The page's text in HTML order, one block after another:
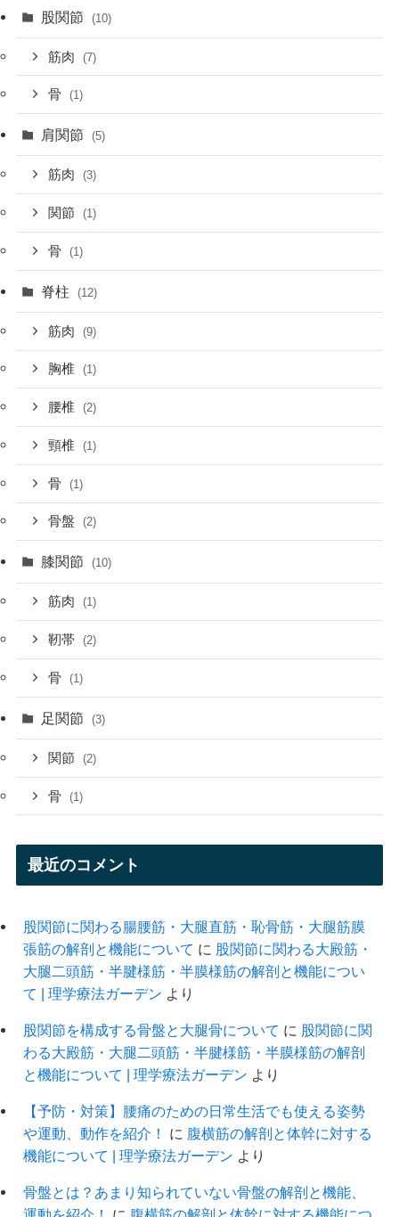
股関節 (10)
筋肉 (7)
骨 (1)
肩関節 (5)
筋肉 (3)
関節 (1)
骨 (1)
脊柱 (12)
筋肉 (9)
胸椎 (1)
腰椎 (2)
頸椎 (1)
骨 (1)
骨盤 (2)
膝関節 (10)
筋肉 (1)
靭帯 (2)
骨 (1)
足関節 (3)
関節 (2)
骨 (1)
最近のコメント
股関節に関わる腸腰筋・大腿直筋・恥骨筋・大腿筋膜
張筋の解剖と機能について に 股関節に関わる大殿筋・
大腿二頭筋・半腱様筋・半膜様筋の解剖と機能につい
て | 理学療法ガーデン より
股関節を構成する骨盤と大腿骨について に 股関節に関
わる大殿筋・大腿二頭筋・半腱様筋・半膜様筋の解剖
と機能について | 理学療法ガーデン より
【予防・対策】腰痛のための日常生活でも使える姿勢
や運動、動作を紹介！
に 腹横筋の解剖と体幹に対する
機能について | 理学療法ガーデン より
骨盤とは？あまり知られていない骨盤の解剖と機能、